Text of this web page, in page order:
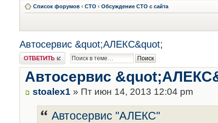
Список форумов ‹ СТО ‹ Обсуждение СТО с сайта
Автосервис &quot;АЛЕКС&quot;
Ответить
Автосервис
stoalex1 » Пт июн 14, 2013 12:04 pm
Автосервис "АЛЕКС"